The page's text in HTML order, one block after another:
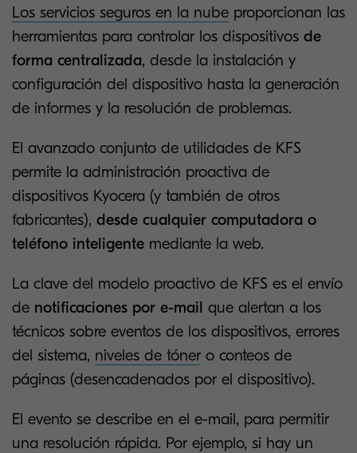
Los servicios seguros en la nube proporcionan las
herramientas para controlar los dispositivos de
forma centralizada, desde la instalación y
configuración del dispositivo hasta la generación
de informes y la resolución de problemas.
El avanzado conjunto de utilidades de KFS
permite la administración proactiva de
dispositivos Kyocera (y también de otros
fabricantes), desde cualquier computadora o
teléfono inteligente mediante la web.
La clave del modelo proactivo de KFS es el envío
de notificaciones por e-mail que alertan a los
técnicos sobre eventos de los dispositivos, errores
del sistema, niveles de tóner o conteos de
páginas (desencadenados por el dispositivo).
El evento se describe en el e-mail, para permitir
una resolución rápida. Por ejemplo, si hay un